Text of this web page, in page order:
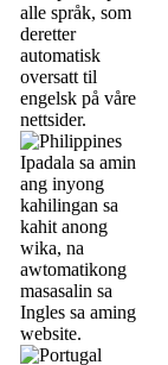
alle språk, som
deretter
automatisk
oversatt til
engelsk på våre
nettsider.
Ipadala sa amin
ang inyong
kahilingan sa
kahit anong
wika, na
awtomatikong
masasalin sa
Ingles sa aming
website.